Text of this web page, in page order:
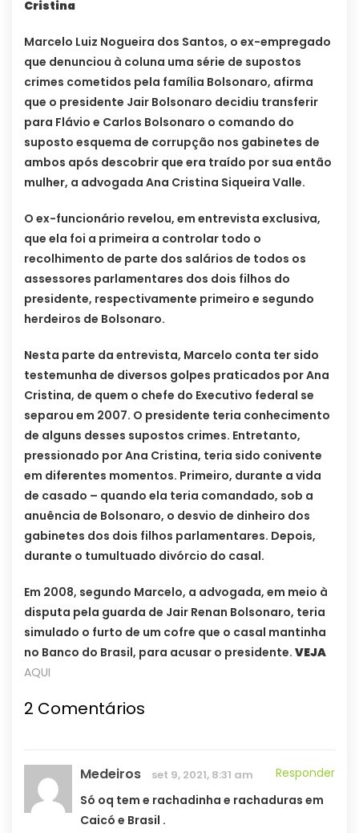
Cristina
Marcelo Luiz Nogueira dos Santos, o ex-empregado
que denunciou à coluna uma série de supostos
crimes cometidos pela família Bolsonaro, afirma
que o presidente Jair Bolsonaro decidiu transferir
para Flávio e Carlos Bolsonaro o comando do
suposto esquema de corrupção nos gabinetes de
ambos após descobrir que era traído por sua então
mulher, a advogada Ana Cristina Siqueira Valle.
O ex-funcionário revelou, em entrevista exclusiva,
que ela foi a primeira a controlar todo o
recolhimento de parte dos salários de todos os
assessores parlamentares dos dois filhos do
presidente, respectivamente primeiro e segundo
herdeiros de Bolsonaro.
Nesta parte da entrevista, Marcelo conta ter sido
testemunha de diversos golpes praticados por Ana
Cristina, de quem o chefe do Executivo federal se
separou em 2007. O presidente teria conhecimento
de alguns desses supostos crimes. Entretanto,
pressionado por Ana Cristina, teria sido conivente
em diferentes momentos. Primeiro, durante a vida
de casado – quando ela teria comandado, sob a
anuência de Bolsonaro, o desvio de dinheiro dos
gabinetes dos dois filhos parlamentares. Depois,
durante o tumultuado divórcio do casal.
Em 2008, segundo Marcelo, a advogada, em meio à
disputa pela guarda de Jair Renan Bolsonaro, teria
simulado o furto de um cofre que o casal mantinha
no Banco do Brasil, para acusar o presidente. VEJA
AQUI
2 Comentários
Medeiros set 9, 2021, 8:31 am
Responder
Só oq tem e rachadinha e rachaduras em
Caicó e Brasil .